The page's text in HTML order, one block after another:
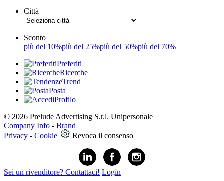
Città
Sconto
più del 10%più del 25%più del 50%più del 70%
Preferiti
Ricerche
Trend
Posta
Profilo
© 2026 Prelude Advertising S.r.l. Unipersonale
Company Info - Brand
Privacy - Cookie Revoca il consenso
Sei un rivenditore? Contattaci! Login